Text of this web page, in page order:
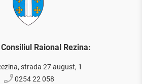
Raional Rezina:
strada 27 august, 1
0254 22 058